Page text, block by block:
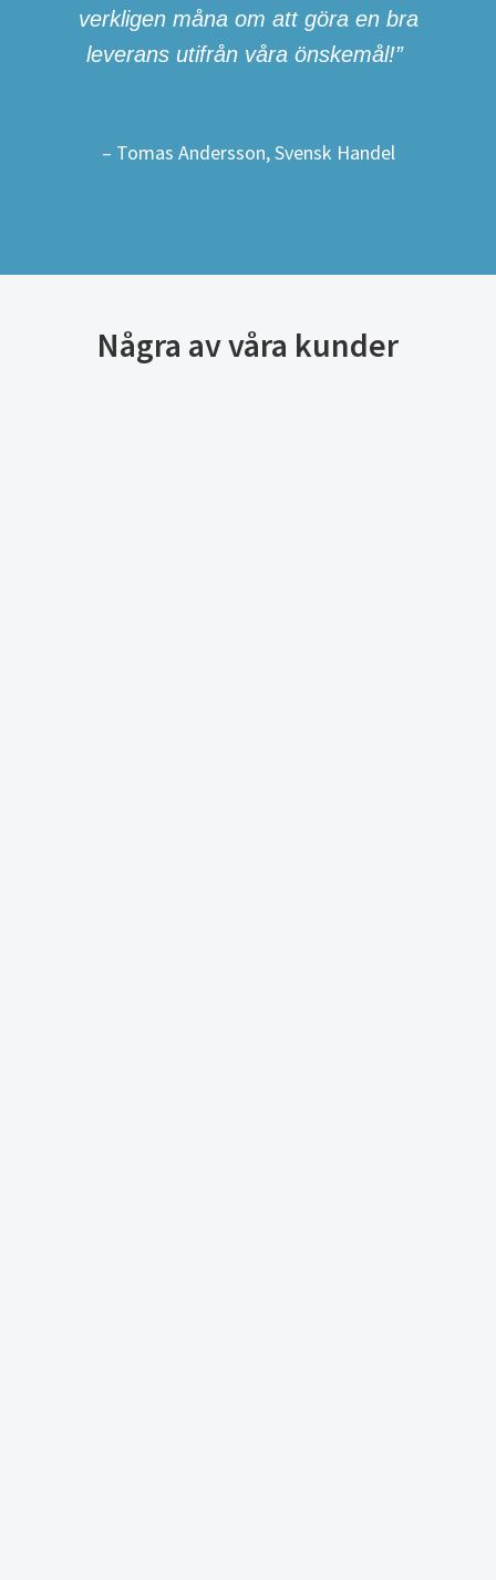
verkligen måna om att göra en bra
leverans utifrån våra önskemål!”
– Tomas Andersson, Svensk Handel
Några av våra kunder